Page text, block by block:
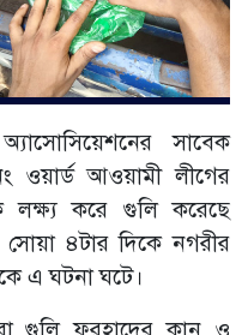
সাবেক
ওয়ার্ড আওয়ামী লীগের
করে গুলি করেছে
সোয়া ৪টার দিকে নগরীর
এ ঘটনা ঘটে।
গুলি ফরহাদের কান ও